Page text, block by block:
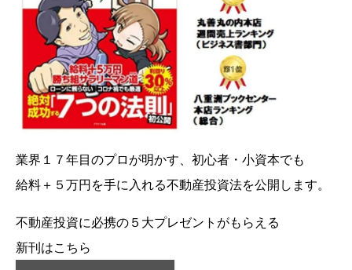
業界１７年目のプロが明かす、初心者・小資本でも
給料＋５万円を手に入れる不動産投資法を公開します。
不動産投資に必携の５大プレゼントがもらえる
新刊はこちら